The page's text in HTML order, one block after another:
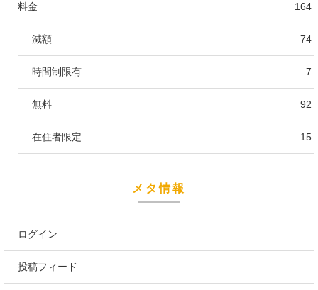
料金 164
減額 74
時間制限有 7
無料 92
在住者限定 15
メタ情報
ログイン
投稿フィード